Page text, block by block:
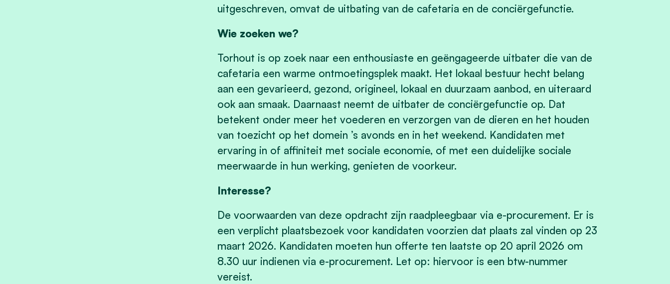
uitgeschreven, omvat de uitbating van de cafetaria en de conciërgefunctie.
Wie zoeken we?
Torhout is op zoek naar een enthousiaste en geëngageerde uitbater die van de
cafetaria een warme ontmoetingsplek maakt. Het lokaal bestuur hecht belang
aan een gevarieerd, gezond, origineel, lokaal en duurzaam aanbod, en uiteraard
ook aan smaak. Daarnaast neemt de uitbater de conciërgefunctie op. Dat
betekent onder meer het voederen en verzorgen van de dieren en het houden
van toezicht op het domein ’s avonds en in het weekend. Kandidaten met
ervaring in of affiniteit met sociale economie, of met een duidelijke sociale
meerwaarde in hun werking, genieten de voorkeur.
Interesse?
De voorwaarden van deze opdracht zijn raadpleegbaar via e-procurement. Er is
een verplicht plaatsbezoek voor kandidaten voorzien dat plaats zal vinden op 23
maart 2026. Kandidaten moeten hun offerte ten laatste op 20 april 2026 om
8.30 uur indienen via e-procurement. Let op: hiervoor is een btw-nummer
vereist.